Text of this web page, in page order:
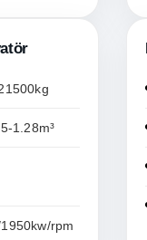
1.28m³
rpm